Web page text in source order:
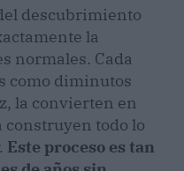
descubrimiento
la
normales. Cada
como diminutos
la convierten en
todo lo
Este proceso es tan